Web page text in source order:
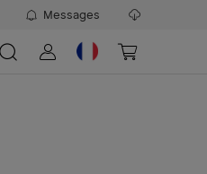
Messages